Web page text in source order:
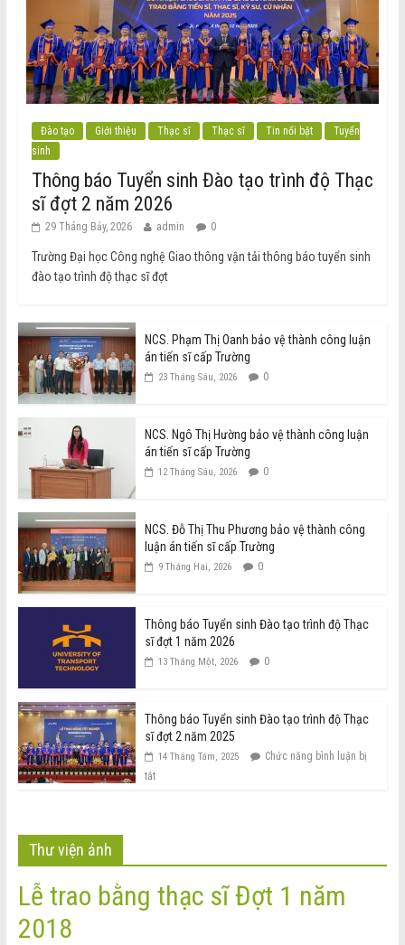
Đào tạo Giới thiệu Thạc sĩ Thạc sĩ Tin nổi bật
Tuyển
sinh
Thông báo Tuyển sinh Đào tạo trình độ Thạc
sĩ đợt 2 năm 2026
29 Tháng Bảy, 2026 admin 0
Trường Đại học Công nghệ Giao thông vận tải thông báo tuyển sinh
đào tạo trình độ thạc sĩ đợt
NCS. Phạm Thị Oanh bảo vệ thành công luận
án tiến sĩ cấp Trường
23 Tháng Sáu, 2026 0
NCS. Ngô Thị Hường bảo vệ thành công luận
án tiến sĩ cấp Trường
12 Tháng Sáu, 2026 0
NCS. Đỗ Thị Thu Phương bảo vệ thành công
luận án tiến sĩ cấp Trường
9 Tháng Hai, 2026 0
Thông báo Tuyển sinh Đào tạo trình độ Thạc
sĩ đợt 1 năm 2026
13 Tháng Một, 2026 0
Thông báo Tuyển sinh Đào tạo trình độ Thạc
sĩ đợt 2 năm 2025
14 Tháng Tám, 2025
Chức năng bình luận bị
tắt
Thư viện ảnh
Lễ trao bằng thạc sĩ Đợt 1 năm
2018